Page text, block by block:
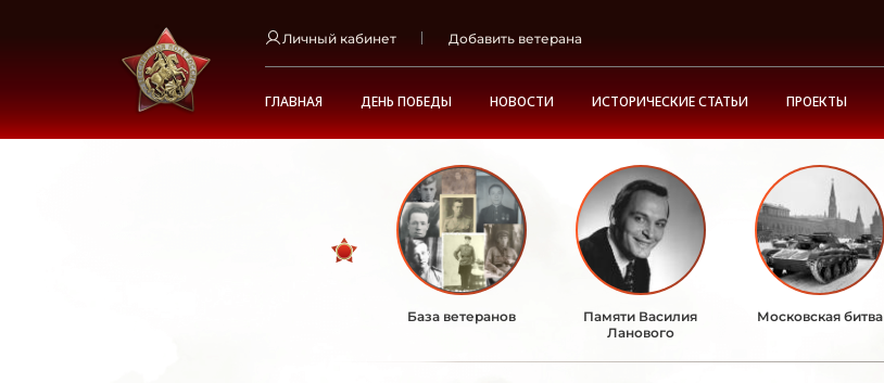
Личный кабинет Добавить ветерана
ГЛАВНАЯ ДЕНЬ ПОБЕДЫ НОВОСТИ ИСТОРИЧЕСКИЕ СТАТЬИ ПРОЕКТЫ
База ветеранов
Памяти Василия
Ланового
Московская битва